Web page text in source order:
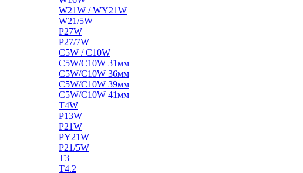
W21W / WY21W
W21/5W
P27W
P27/7W
C5W / C10W
C5W/C10W 31мм
C5W/C10W 36мм
C5W/C10W 39мм
C5W/C10W 41мм
T4W
P13W
P21W
PY21W
P21/5W
T3
T4.2